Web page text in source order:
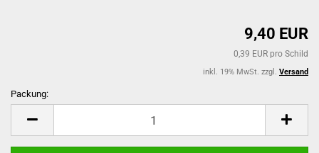
9,40 EUR
0,39 EUR pro Schild
inkl. 19% MwSt. zzgl. Versand
Packung: